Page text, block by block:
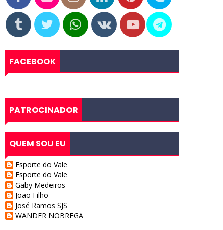
FACEBOOK
PATROCINADOR
QUEM SOU EU
Esporte do Vale
Esporte do Vale
Gaby Medeiros
Joao Filho
José Ramos SJS
WANDER NOBREGA